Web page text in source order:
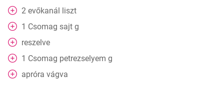
2 evőkanál liszt
1 Csomag sajt g
reszelve
1 Csomag petrezselyem g
apróra vágva